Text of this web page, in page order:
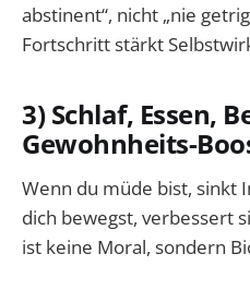
abstinent“, nicht „nie
Fortschritt stärkt
3) Schlaf, Essen,
Gewohnheits-
Wenn du müde bist, sinkt
dich bewegst, verbessert
ist keine Moral, sondern